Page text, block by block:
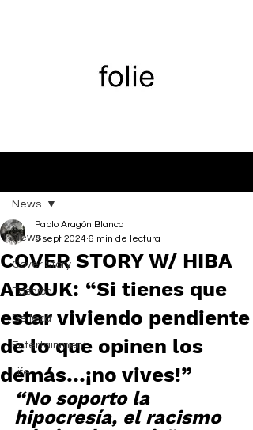
News
Cover Story
Fashion
Belleza
Entertainment
Life
News
COVER STORY W/ HIBA
ABOUK: “Si tienes que
estar viviendo pendiente
de lo que opinen los
demás…¡no vives!”
Pablo Aragón Blanco
3 sept 2024 6 min de lectura
“No soporto la
hipocresía, el racismo